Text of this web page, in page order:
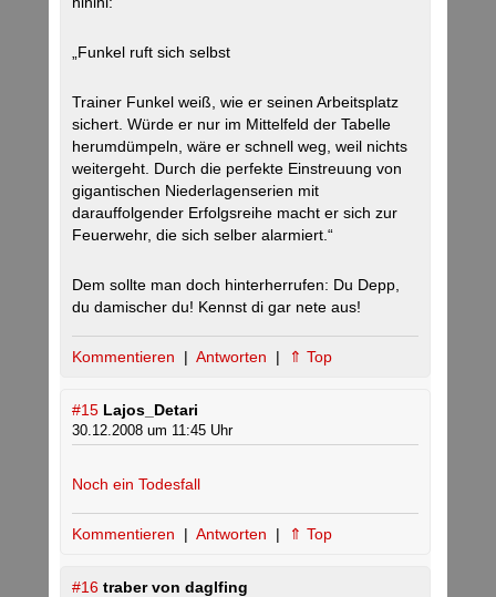
„Funkel ruft sich selbst
Trainer Funkel weiß, wie er seinen Arbeitsplatz
sichert. Würde er nur im Mittelfeld der Tabelle
herumdümpeln, wäre er schnell weg, weil nichts
weitergeht. Durch die perfekte Einstreuung von
gigantischen Niederlagenserien mit
darauffolgender Erfolgsreihe macht er sich zur
Feuerwehr, die sich selber alarmiert.“
Dem sollte man doch hinterherrufen: Du Depp,
du damischer du! Kennst di gar nete aus!
Kommentieren | Antworten | ⇑ Top
#15 Lajos_Detari
30.12.2008 um 11:45 Uhr
Noch ein Todesfall
Kommentieren | Antworten | ⇑ Top
#16 traber von daglfing